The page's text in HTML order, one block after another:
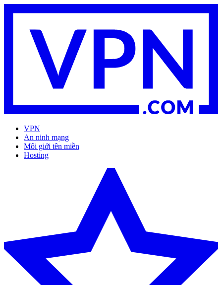
VPN
An ninh mạng
Môi giới tên miền
Hosting